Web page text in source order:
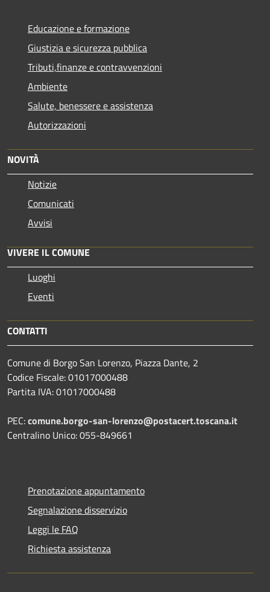
Educazione e formazione
Giustizia e sicurezza pubblica
Tributi,finanze e contravvenzioni
Ambiente
Salute, benessere e assistenza
Autorizzazioni
NOVITÀ
Notizie
Comunicati
Avvisi
VIVERE IL COMUNE
Luoghi
Eventi
CONTATTI
Comune di Borgo San Lorenzo, Piazza Dante, 2
Codice Fiscale: 01017000488
Partita IVA: 01017000488
PEC:comune.borgo-san-lorenzo@postacert.toscana.it
Centralino Unico: 055-849661
Prenotazione appuntamento
Segnalazione disservizio
Leggi le FAQ
Richiesta assistenza